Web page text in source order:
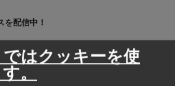
を配信中！
はクッキーを使
。